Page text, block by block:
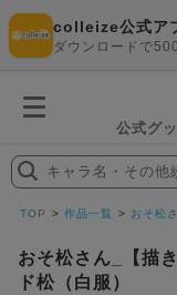
colleize公式ア
ダウンロードで
公式グ
探
す
キャラ名・その他
TOP 作品一覧 おそ松さ
おそ松さん_【描
ド松（白服）